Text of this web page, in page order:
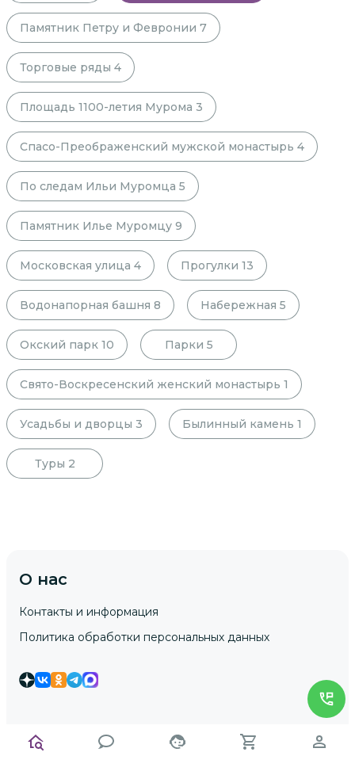
Памятник Петру и Февронии 7
Торговые ряды 4
Площадь 1100-летия Мурома 3
Спасо-Преображенский мужской монастырь 4
По следам Ильи Муромца 5
Памятник Илье Муромцу 9
Московская улица 4 Прогулки 13
Водонапорная башня 8 Набережная 5
Окский парк 10 Парки 5
Свято-Воскресенский женский монастырь 1
Усадьбы и дворцы 3 Былинный камень 1
Туры 2
О нас
Контакты и информация
Политика обработки персональных данных
Гостям